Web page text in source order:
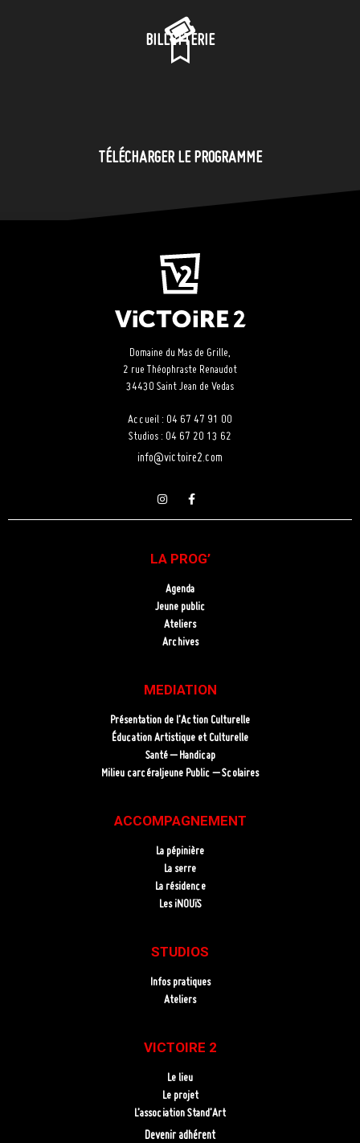
BILLETTERIE
TÉLÉCHARGER LE PROGRAMME
Domaine du Mas de Grille,
2 rue Théophraste Renaudot
34430 Saint Jean de Vedas
Accueil : 04 67 47 91 00
Studios : 04 67 20 13 62
info@victoire2.com
LA PROG’
Agenda
Jeune public
Ateliers
Archives
MEDIATION
Présentation de l’Action Culturelle
Éducation Artistique et Culturelle
Santé – Handicap
Milieu carcéraljeune Public – Scolaires
ACCOMPAGNEMENT
La pépinière
La serre
La résidence
Les iNOUïS
STUDIOS
Infos pratiques
Ateliers
VICTOIRE 2
Le lieu
Le projet
L’association Stand’Art
Devenir adhérent